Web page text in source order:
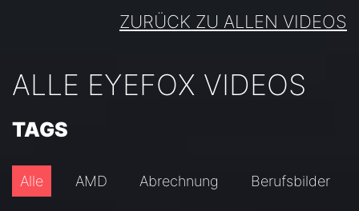
ZURÜCK ZU ALLEN VIDEOS
ALLE EYEFOX VIDEOS
TAGS
Alle AMD Abrechnung Berufsbilder